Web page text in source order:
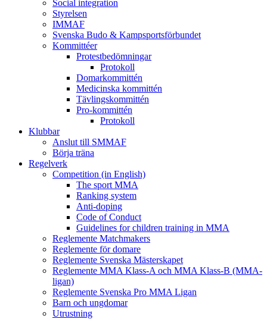
Social integration
Styrelsen
IMMAF
Svenska Budo & Kampsportsförbundet
Kommittéer
Protestbedömningar
Protokoll
Domarkommittén
Medicinska kommittén
Tävlingskommittén
Pro-kommittén
Protokoll
Klubbar
Anslut till SMMAF
Börja träna
Regelverk
Competition (in English)
The sport MMA
Ranking system
Anti-doping
Code of Conduct
Guidelines for children training in MMA
Reglemente Matchmakers
Reglemente för domare
Reglemente Svenska Mästerskapet
Reglemente MMA Klass-A och MMA Klass-B (MMA-
ligan)
Reglemente Svenska Pro MMA Ligan
Barn och ungdomar
Utrustning